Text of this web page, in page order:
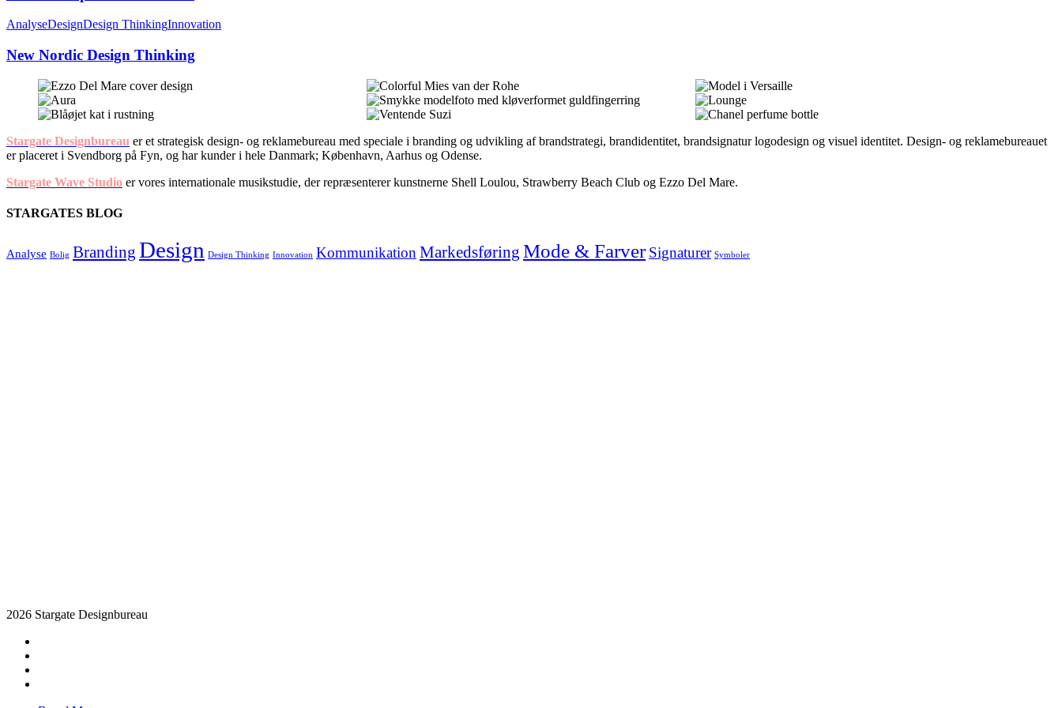
AnalyseDesignDesign ThinkingInnovation
New Nordic Design Thinking
Stargate Designbureau er et strategisk design- og reklamebureau med speciale i branding og udvikling af brandstrategi, brandidentitet, brandsignatur logodesign og visuel identitet. Design- og reklamebureauet
er placeret i Svendborg på Fyn, og har kunder i hele Danmark; København, Aarhus og Odense.
Stargate Wave Studio er vores internationale musikstudie, der repræsenterer kunstnerne Shell Loulou, Strawberry Beach Club og Ezzo Del Mare.
STARGATES BLOG
Analyse Bolig Branding Design Design Thinking Innovation KommunikationMarkedsføring Mode & Farver Signaturer Symboler
2026 Stargate Designbureau